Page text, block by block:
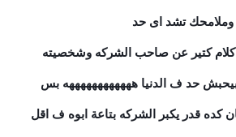
تشد اى حد
كتير عن صاحب الشركه وشخصيته
حد ف الدنيا ههههههههههههه بس
كده قدر يكبر الشركه بتاعة ابوه ف اقل